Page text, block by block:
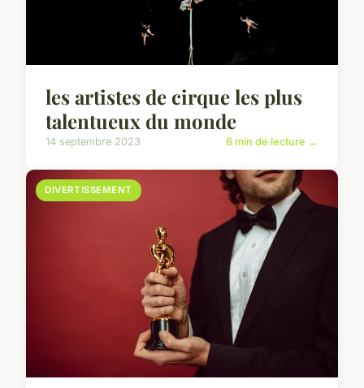
les artistes de cirque les plus
talentueux du monde
14 septembre 2023 6 min de lecture →
DIVERTISSEMENT